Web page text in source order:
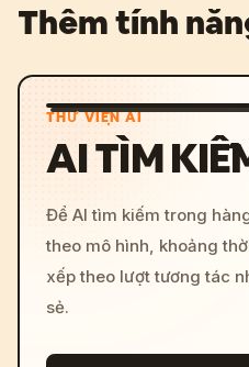
Thêm tính
THƯ VIỆN AI
AI TÌM
Để AI tìm kiếm trong
theo mô hình, khoảng
xếp theo lượt tương tác
sẻ.